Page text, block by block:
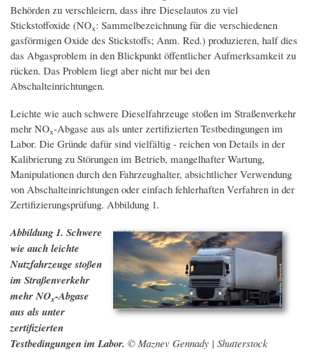
Behörden zu verschleiern, dass ihre Dieselautos zu viel
Stickstoffoxide (NOx: Sammelbezeichnung für die verschiedenen
gasförmigen Oxide des Stickstoffs; Anm. Red.) produzieren, half dies
das Abgasproblem in den Blickpunkt öffentlicher Aufmerksamkeit zu
rücken. Das Problem liegt aber nicht nur bei den
Abschalteinrichtungen.
Leichte wie auch schwere Dieselfahrzeuge stoßen im Straßenverkehr
mehr NOx-Abgase aus als unter zertifizierten Testbedingungen im
Labor. Die Gründe dafür sind vielfältig - reichen von Details in der
Kalibrierung zu Störungen im Betrieb, mangelhafter Wartung,
Manipulationen durch den Fahrzeughalter, absichtlicher Verwendung
von Abschalteinrichtungen oder einfach fehlerhaften Verfahren in der
Zertifizierungsprüfung. Abbildung 1.
Abbildung 1. Schwere
wie auch leichte
Nutzfahrzeuge stoßen
im Straßenverkehr
mehr NOx-Abgase
aus als unter
zertifizierten
Testbedingungen im Labor. © Maznev Gennady | Shutterstock